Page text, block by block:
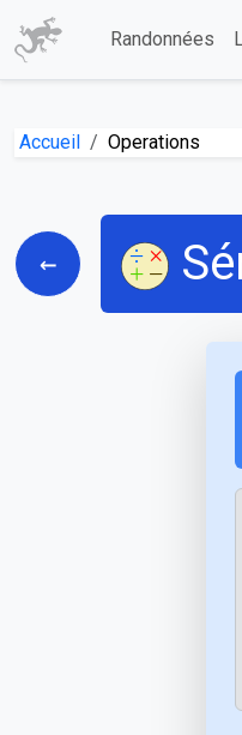
Randonnées
Accueil Operations
←